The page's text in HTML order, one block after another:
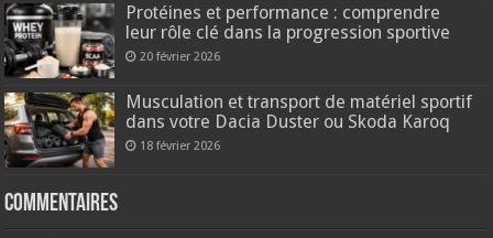
Protéines et performance : comprendre
leur rôle clé dans la progression sportive
20 février 2026
Musculation et transport de matériel sportif
dans votre Dacia Duster ou Skoda Karoq
18 février 2026
Commentaires